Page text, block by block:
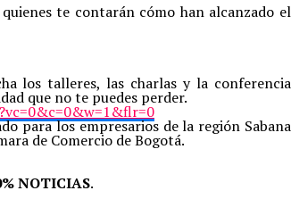
te contarán cómo han alcanzado el
los talleres, las charlas y la conferencia
que no te puedes perder.
para los empresarios de la región Sabana
de Comercio de Bogotá.
NOTICIAS.